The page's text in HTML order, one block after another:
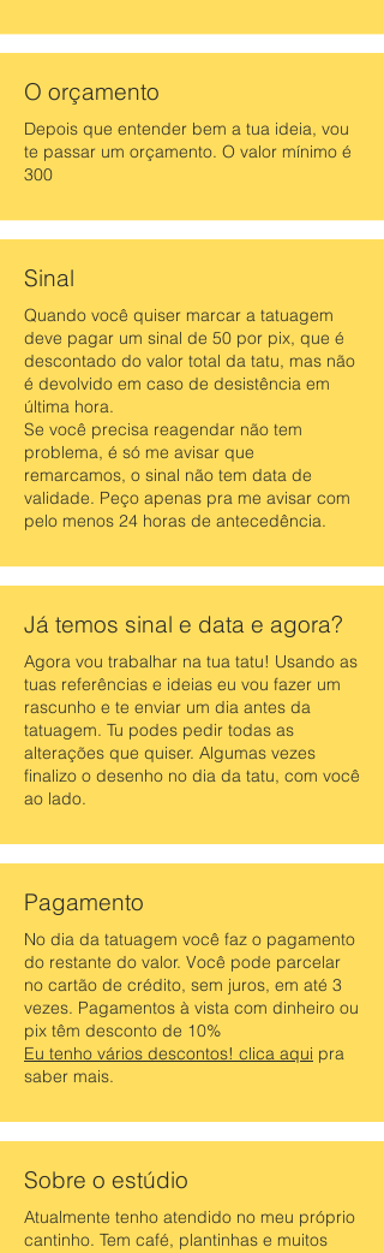
O orçamento
Depois que entender bem a tua ideia, vou
te passar um orçamento. O valor mínimo é
300
Sinal
Quando você quiser marcar a tatuagem
deve pagar um sinal de 50 por pix, que é
descontado do valor total da tatu, mas não
é devolvido em caso de desistência em
última hora.
Se você precisa reagendar não tem
problema, é só me avisar que
remarcamos, o sinal não tem data de
validade. Peço apenas pra me avisar com
pelo menos 24 horas de antecedência.
Já temos sinal e data e agora?
Agora vou trabalhar na tua tatu! Usando as
tuas referências e ideias eu vou fazer um
rascunho e te enviar um dia antes da
tatuagem. Tu podes pedir todas as
alterações que quiser. Algumas vezes
finalizo o desenho no dia da tatu, com você
ao lado.
Pagamento
No dia da tatuagem você faz o pagamento
do restante do valor. Você pode parcelar
no cartão de crédito, sem juros, em até 3
vezes. Pagamentos à vista com dinheiro ou
pix têm desconto de 10%
Eu tenho vários descontos! clica aqui pra
saber mais.
Sobre o estúdio
Atualmente tenho atendido no meu próprio
cantinho. Tem café, plantinhas e muitos